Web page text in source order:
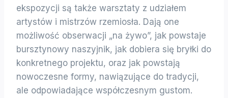
ekspozycji są także warsztaty z udziałem
artystów i mistrzów rzemiosła. Dają one
możliwość obserwacji „na żywo”, jak powstaje
bursztynowy naszyjnik, jak dobiera się bryłki do
konkretnego projektu, oraz jak powstają
nowoczesne formy, nawiązujące do tradycji,
ale odpowiadające współczesnym gustom.